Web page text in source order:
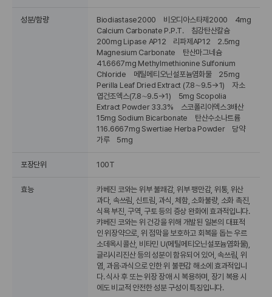
성분/함량
Biodiastase2000 비오디아스타제2000 4mg
Calcium Carbonate P.P.T. 침강탄산칼슘
200mg Lipase AP12 리파제AP12 2.5mg
Magnesium Carbonate 탄산마그네슘
41.6667mg Methylmethionine Sulfonium
Chloride 메틸메티오닌설포늄염화물 25mg
Perilla Leaf Dried Extract (7.8∼9.5→1) 자소
엽건조엑스(7.8∼9.5→1) 5mg Scopolia
Extract Powder 33.3% 스코폴리아엑스3배산
15mg Sodium Bicarbonate 탄산수소나트륨
116.6667mg Swertiae Herba Powder 당약
가루 5mg
포장단위 100T
효능
카베진 코와는 위부 불쾌감, 위부 팽만감, 위통, 위산
과다, 속쓰림, 신트림, 과식, 체함, 소화불량, 소화 촉진,
식욕 부진, 구역, 구토 등의 증상 완화에 효과적입니다.
캬베진 코와는 위 건강을 위해 개발된 일본의 대표적
인 위장약으로, 위 점막을 보호하고 회복을 돕는 우르
소데옥시콜산, 비타민 U(메틸메티오닌설포늄염화물),
글리시리진산 등의 성분이 함유되어 있어, 속쓰림, 위
염, 과음·과식으로 인한 위 불편감 해소에 효과적입니
다. 식사 후 또는 위장 장애 시 복용하며, 장기 복용 시
에도 비교적 안전한 성분 구성이 특징입니다.